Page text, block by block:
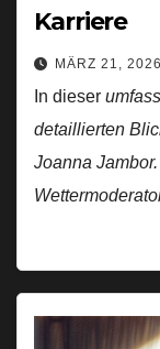
Karriere
MÄRZ 21, 2026
In dieser
detaillierten
Joanna